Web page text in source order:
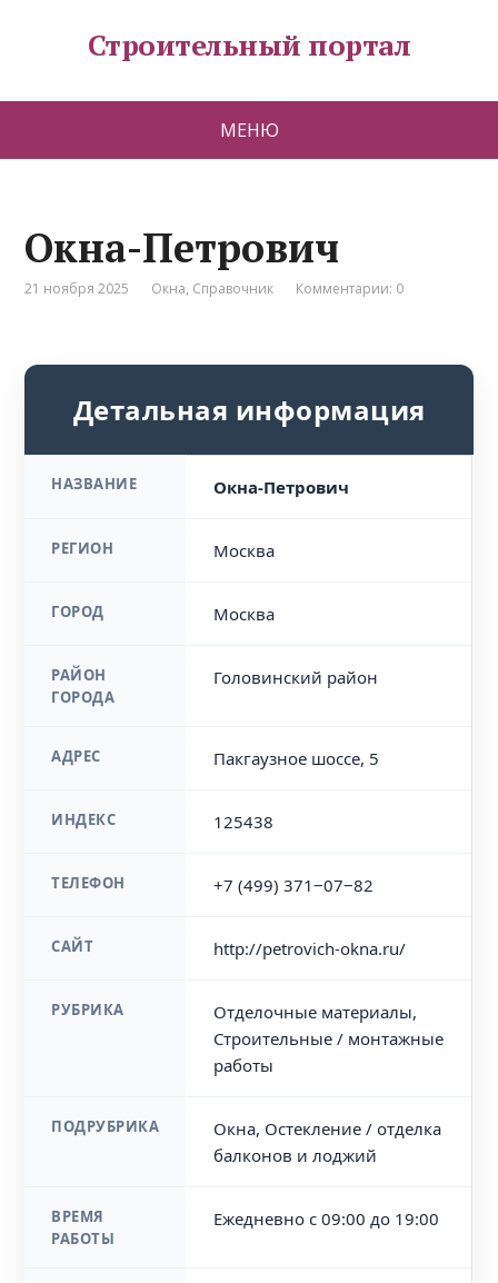
Строительный портал
МЕНЮ
Окна-Петрович
21 ноября 2025 Окна, Справочник Комментарии: 0
Детальная информация
НАЗВАНИЕ Окна-Петрович
РЕГИОН Москва
ГОРОД Москва
РАЙОН
ГОРОДА
Головинский район
АДРЕС Пакгаузное шоссе, 5
ИНДЕКС 125438
ТЕЛЕФОН +7 (499) 371‒07‒82
САЙТ http://petrovich-okna.ru/
РУБРИКА
Отделочные материалы,
Строительные / монтажные
работы
ПОДРУБРИКА
Окна, Остекление / отделка
балконов и лоджий
ВРЕМЯ
РАБОТЫ
Ежедневно с 09:00 до 19:00